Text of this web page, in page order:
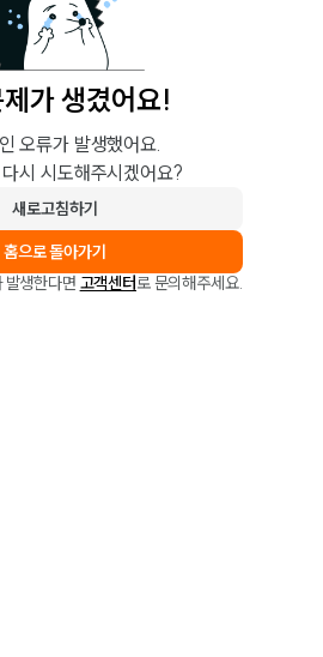
가 생겼어요!
오류가 발생했어요.
시 시도해주시겠어요?
새로고침하기
홈으로 돌아가기
발생한다면 고객센터로 문의해주세요.